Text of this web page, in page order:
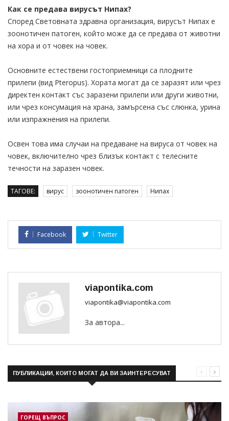
Как се предава вирусът Нипах?
Според Световната здравна организация, вирусът Нипах е
зоонотичен патоген, който може да се предава от животни
на хора и от човек на човек.
Основните естествени гостоприемници са плодните
прилепи (вид Pteropus). Хората могат да се заразят или чрез
директен контакт със заразени прилепи или други животни,
или чрез консумация на храна, замърсена със слюнка, урина
или изпражнения на прилепи.
Освен това има случаи на предаване на вируса от човек на
човек, включително чрез близък контакт с телесните
течности на заразен човек.
ТАГОВЕ: вирус зоонотичен патоген Нипах
Facebook Twitter
viapontika.com
viapontika@viapontika.com
За автора...
ПУБЛИКАЦИИ, КОИТО МОГАТ ДА ВИ ЗАИНТЕРЕСУВАТ
ГОРЕЩ ВЪПРОС